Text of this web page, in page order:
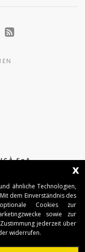
SpA
Italy
Imprese
x
ähnliche Technologien,
dem Einverständnis des
Cookies zur
sowie zur
jederzeit über
widerrufen.